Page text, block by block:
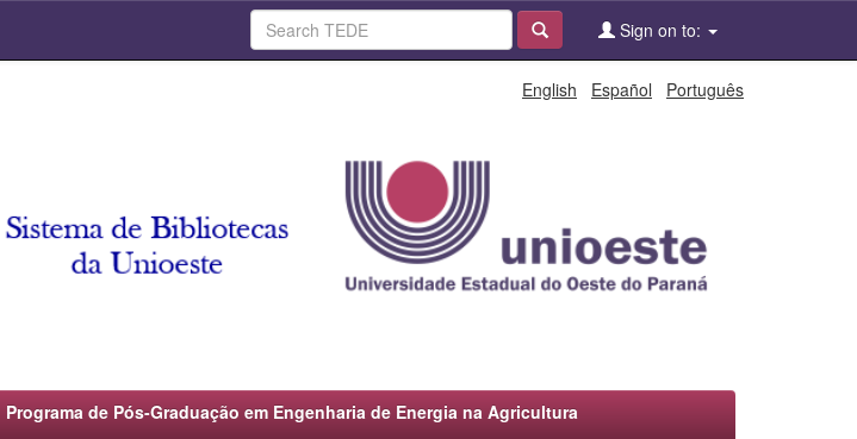
Sign on to:
English Español Português
Programa de Pós-Graduação em Engenharia de Energia na Agricultura